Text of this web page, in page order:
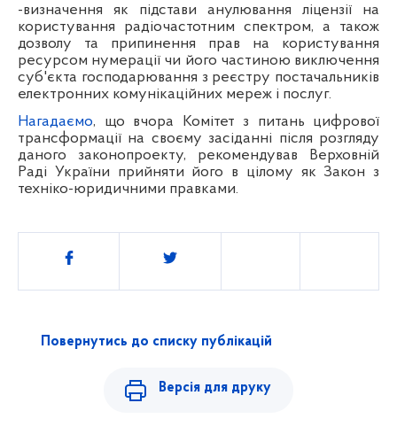
-визначення як підстави анулювання ліцензії на
користування радіочастотним спектром, а також
дозволу та припинення прав на користування
ресурсом нумерації чи його частиною виключення
суб'єкта господарювання з реєстру постачальників
електронних комунікаційних мереж і послуг.
Нагадаємо, що вчора Комітет з питань цифрової
трансформації на своєму засіданні після розгляду
даного законопроекту, рекомендував Верховній
Раді України прийняти його в цілому як Закон з
техніко-юридичними правками.
Поділитись
Повернутись до списку публікацій
Версія для друку